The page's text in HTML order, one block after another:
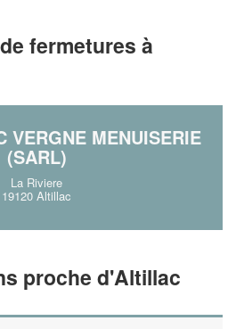
fermetures à
VERGNE MENUISERIE
(SARL)
La Riviere
19120 Altillac
proche d'Altillac